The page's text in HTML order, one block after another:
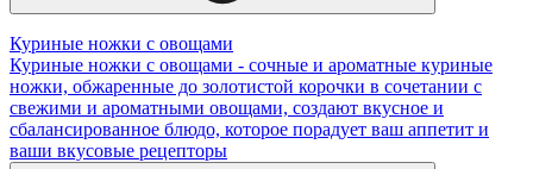
Куриные ножки с овощами
Куриные ножки с овощами - сочные и ароматные куриные
ножки, обжаренные до золотистой корочки в сочетании с
свежими и ароматными овощами, создают вкусное и
сбалансированное блюдо, которое порадует ваш аппетит и
ваши вкусовые рецепторы